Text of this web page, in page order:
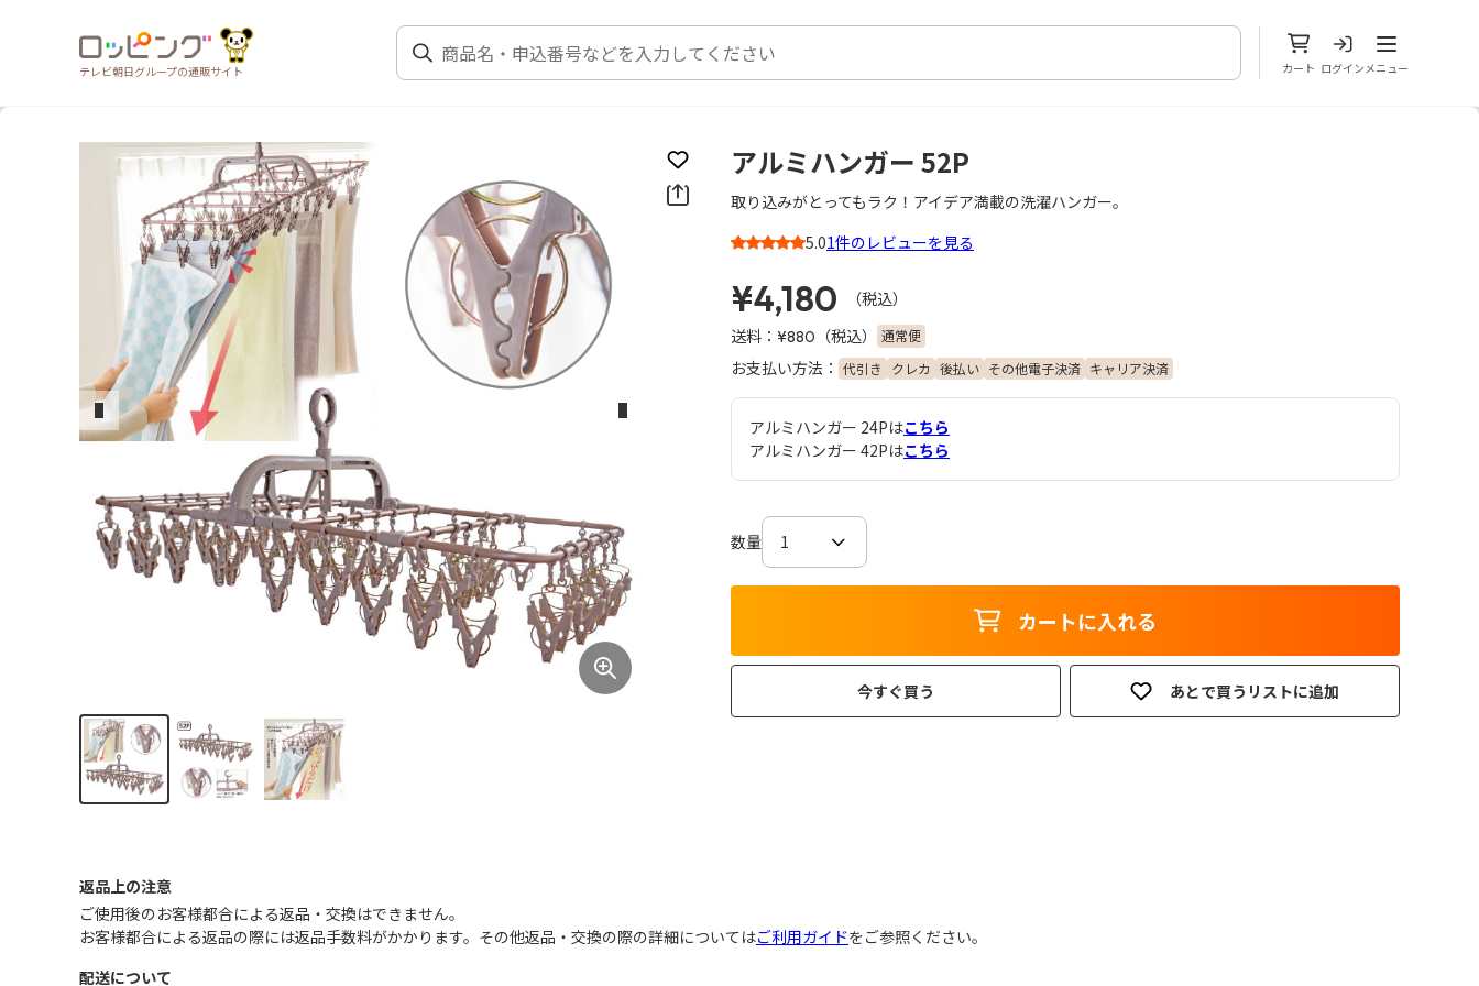
テレビ朝日グループの通販サイト カート ログイン
メニューを開
メニュー
前のスライド 次のスライド
お気に入りに登録
アルミハンガー 52P
取り込みがとってもラク！アイデア満載の洗濯ハンガー。
5.01件のレビューを見る
¥4,180
（税込）
送料： ¥880 （税込） 通常便
お支払い方法： 代引き クレカ 後払い その他電子決済 キャリア決済
アルミハンガー 24Pはこちら
アルミハンガー 42Pはこちら
数量
カートに入れる
今すぐ買う あとで買うリストに追加
返品上の注意
ご使用後のお客様都合による返品・交換はできません｡
お客様都合による返品の際には返品手数料がかかります。その他返品・交換の際の詳細についてはご利用ガイドをご参照ください。
配送について